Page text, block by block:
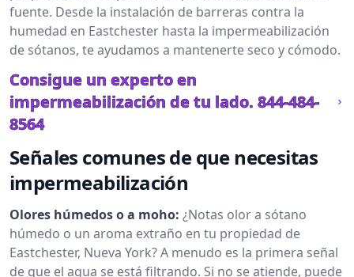
fuente. Desde la instalación de barreras contra la
humedad en Eastchester hasta la impermeabilización
de sótanos, te ayudamos a mantenerte seco y cómodo.
Consigue un experto en
impermeabilización de tu lado. 844-484-
8564
Señales comunes de que necesitas
impermeabilización
Olores húmedos o a moho: ¿Notas olor a sótano
húmedo o un aroma extraño en tu propiedad de
Eastchester, Nueva York? A menudo es la primera señal
de que el agua se está filtrando. Si no se atiende, puede